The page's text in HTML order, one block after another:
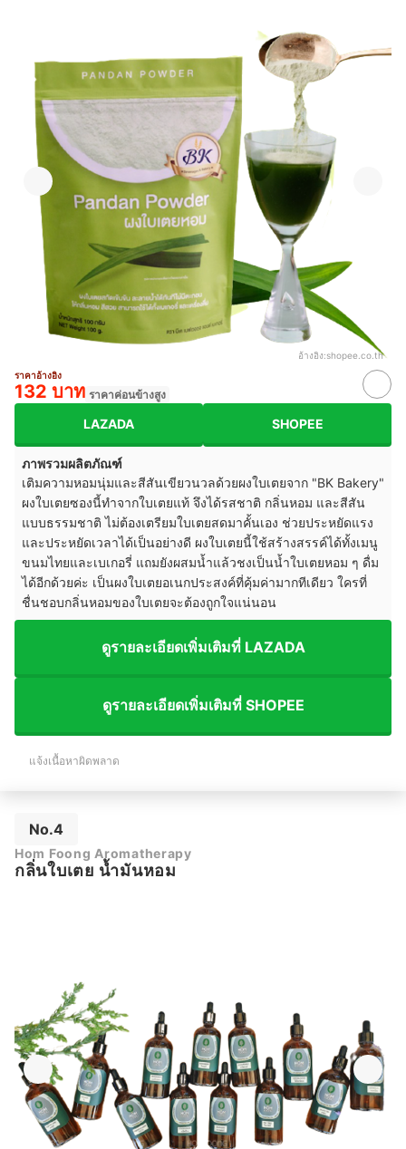
อ้างอิง:shopee.co.th
ราคาอ้างอิง
132 บาท ราคาค่อนข้างสูง
LAZADA SHOPEE
ภาพรวมผลิตภัณฑ์
เติมความหอมนุ่มและสีสันเขียวนวลด้วยผงใบเตยจาก "BK Bakery"
ผงใบเตยซองนี้ทำจากใบเตยแท้ จึงได้รสชาติ กลิ่นหอม และสีสัน
แบบธรรมชาติ ไม่ต้องเตรียมใบเตยสดมาคั้นเอง ช่วยประหยัดแรง
และประหยัดเวลาได้เป็นอย่างดี ผงใบเตยนี้ใช้สร้างสรรค์ได้ทั้งเมนู
ขนมไทยและเบเกอรี่ แถมยังผสมน้ำแล้วชงเป็นน้ำใบเตยหอม ๆ ดื่ม
ได้อีกด้วยค่ะ เป็นผงใบเตยอเนกประสงค์ที่คุ้มค่ามากทีเดียว ใครที่
ชื่นชอบกลิ่นหอมของใบเตยจะต้องถูกใจแน่นอน
ดูรายละเอียดเพิ่มเติมที่ LAZADA
ดูรายละเอียดเพิ่มเติมที่ SHOPEE
แจ้งเนื้อหาผิดพลาด
No.4
Hom Foong Aromatherapy
กลิ่นใบเตย น้ำมันหอม